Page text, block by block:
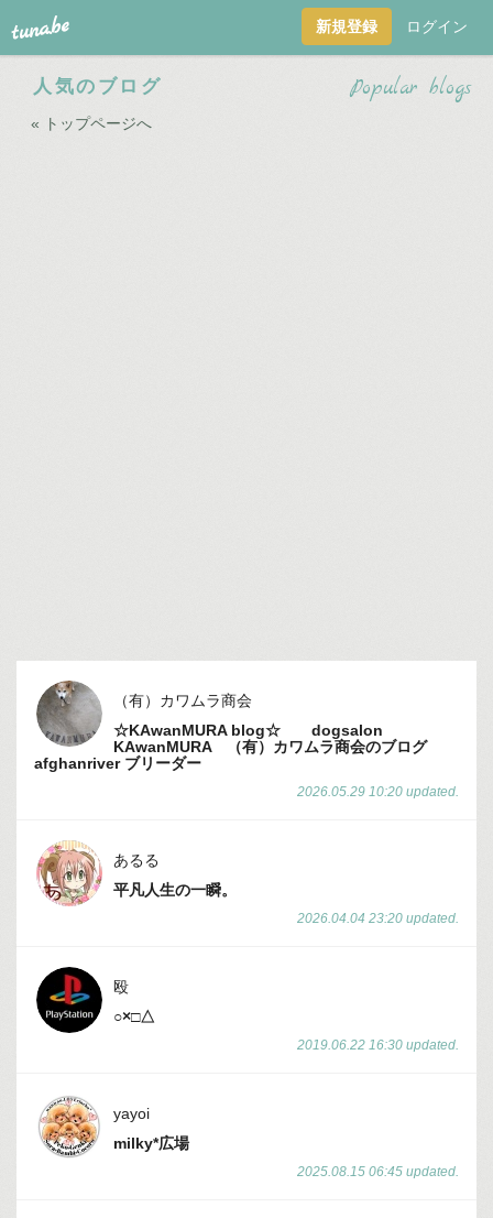
tuna.be 新規登録 ログイン
な
ニ
ブ
グ
サ
ビ
ス
人気のブログ Popular blogs
« トップページへ
（有）カワムラ商会
☆KAwanMURA blog☆ dogsalon
KAwanMURA （有）カワムラ商会のブログ
afghanriver ブリーダー
2026.05.29 10:20 updated.
あるる
平凡人生の一瞬。
2026.04.04 23:20 updated.
殴
○×□△
2019.06.22 16:30 updated.
yayoi
milky*広場
2025.08.15 06:45 updated.